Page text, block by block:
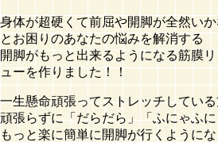
身体が超硬くて前屈や開脚が全然いか
とお困りのあなたの悩みを解消する
開脚がもっと出来るようになる筋膜
ューを作りました！！
一生懸命頑張ってストレッチしてい
頑張らずに「だらだら」「ふにゃふ
もっと楽に簡単に開脚が行くように